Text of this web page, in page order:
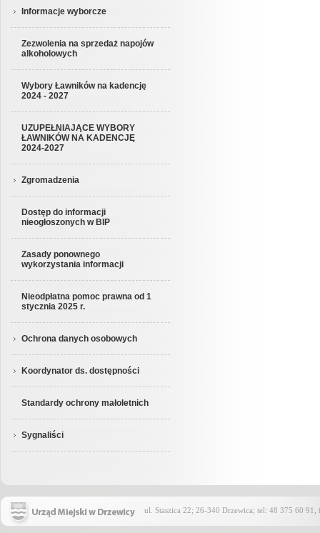
Informacje wyborcze
Zezwolenia na sprzedaż napojów
alkoholowych
Wybory Ławników na kadencję
2024 - 2027
UZUPEŁNIAJĄCE WYBORY
ŁAWNIKÓW NA KADENCJĘ
2024-2027
Zgromadzenia
Dostęp do informacji
nieogłoszonych w BIP
Zasady ponownego
wykorzystania informacji
Nieodpłatna pomoc prawna od 1
stycznia 2025 r.
Ochrona danych osobowych
Koordynator ds. dostępności
Standardy ochrony małoletnich
Sygnaliści
ul. Staszica 22; 26-340 Drzewica; tel: 48 375 60